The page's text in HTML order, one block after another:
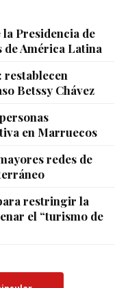
Presidencia de
América Latina
restablecen
Betssy Chávez
en Marruecos
redes de
restringir la
el “turismo de